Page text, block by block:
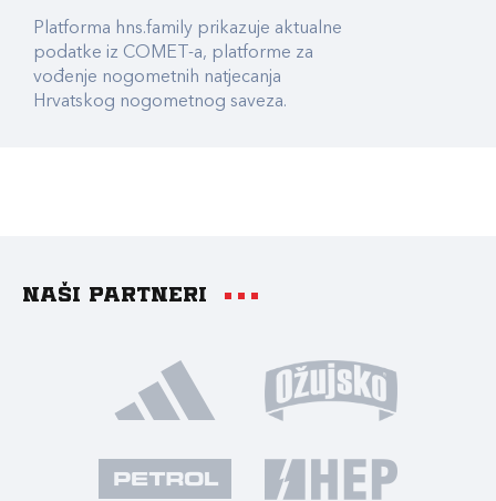
Platforma hns.family prikazuje aktualne
podatke iz COMET-a, platforme za
vođenje nogometnih natjecanja
Hrvatskog nogometnog saveza.
Naši partneri